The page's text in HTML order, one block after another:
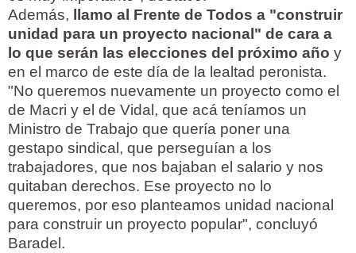
Además, llamo al Frente de Todos a "construir
unidad para un proyecto nacional" de cara a
lo que serán las elecciones del próximo año y
en el marco de este día de la lealtad peronista.
"No queremos nuevamente un proyecto como el
de Macri y el de Vidal, que acá teníamos un
Ministro de Trabajo que quería poner una
gestapo sindical, que perseguían a los
trabajadores, que nos bajaban el salario y nos
quitaban derechos. Ese proyecto no lo
queremos, por eso planteamos unidad nacional
para construir un proyecto popular", concluyó
Baradel.